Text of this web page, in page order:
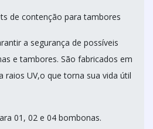
de contenção para tambores
a segurança de possíveis
e tambores. São fabricados em
raios UV,o que torna sua vida útil
01, 02 e 04 bombonas.